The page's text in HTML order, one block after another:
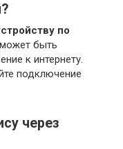
по
быть
к интернету.
подключение
через